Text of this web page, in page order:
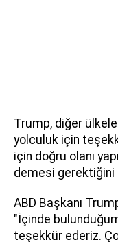
Trump, diğer
yolculuk için
için doğru olanı
demesi gerektiğini
ABD Başkanı
"İçinde
teşekkür ederiz.